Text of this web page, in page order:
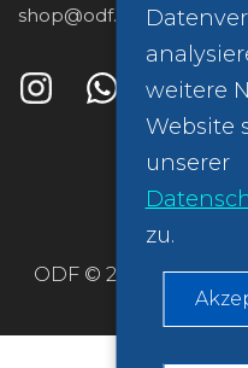
shop@odf.global
ODF © 2026
weitere
Website
unserer
zu.